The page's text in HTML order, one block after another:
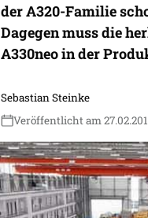
der A320-Familie
Dagegen muss die
A330neo in der
Sebastian Steinke
Veröffentlicht am